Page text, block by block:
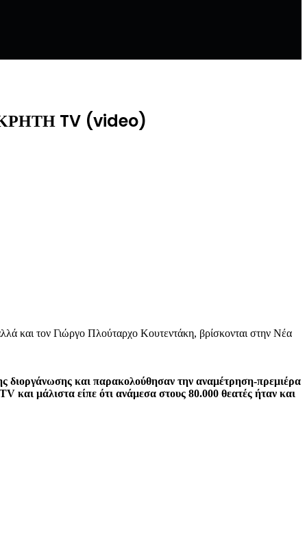
ΚΡΗΤΗ TV (video)
και τον Γιώργο Πλούταρχο Κουτεντάκη, βρίσκονται στην Νέα
διοργάνωσης και παρακολούθησαν την αναμέτρηση-πρεμιέρα
μάλιστα είπε ότι ανάμεσα στους 80.000 θεατές ήταν και